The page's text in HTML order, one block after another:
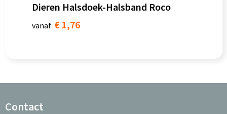
Dieren Halsdoek-Halsband Roco
vanaf € 1,76
Contact